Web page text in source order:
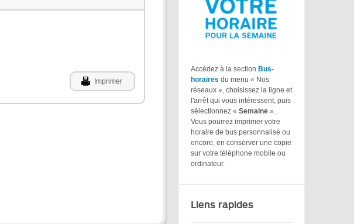
Imprimer
Accédez à la section Bus-
horaires du menu « Nos
réseaux », choisissez la ligne et
l'arrêt qui vous intéressent, puis
sélectionnez « Semaine ».
Vous pourrez imprimer votre
horaire de bus personnalisé ou
encore, en conserver une copie
sur votre téléphone mobile ou
ordinateur.
Liens rapides